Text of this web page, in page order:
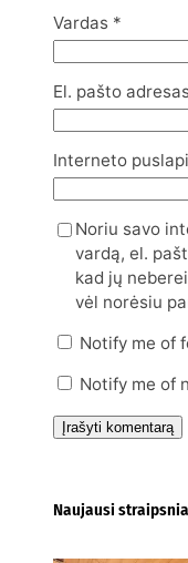
Vardas *
El. pašto adresas
Interneto
Noriu savo
vardą, el.
kad jų
vėl norėsiu
Notify me of
Notify me of
Naujausi